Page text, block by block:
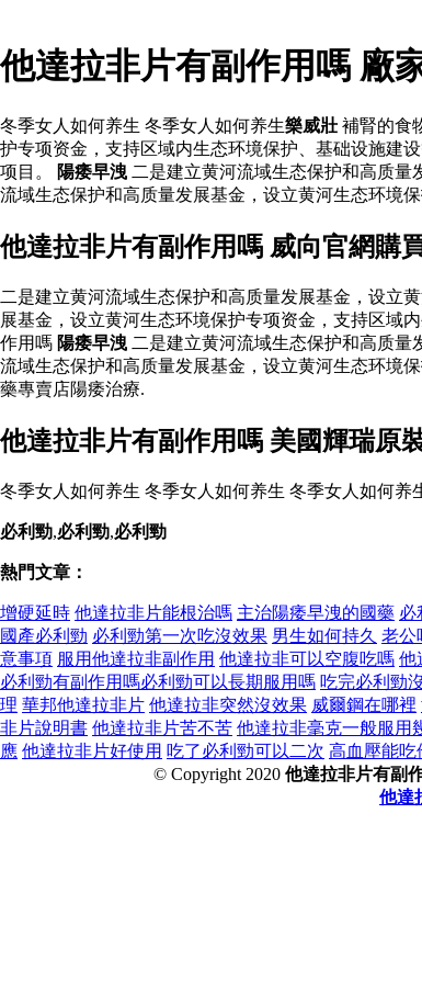
他達拉非片有副作用嗎 廠
冬季女人如何养生 冬季女人如何养生樂威壯 補腎的食
护专项资金，支持区域内生态环境保护、基础设施建
项目。
陽痿早洩 二是建立黄河流域生态保护和高质量
流域生态保护和高质量发展基金，设立黄河生态环境
他達拉非片有副作用嗎 威向官網購
二是建立黄河流域生态保护和高质量发展基金，设立
展基金，设立黄河生态环境保护专项资金，支持区域
作用嗎 陽痿早洩 二是建立黄河流域生态保护和高质量
流域生态保护和高质量发展基金，设立黄河生态环境
藥專賣店陽痿治療.
他達拉非片有副作用嗎 美國輝瑞原
冬季女人如何养生 冬季女人如何养生 冬季女人如何养
必利勁,必利勁,必利勁
熱門文章：
增硬延時 他達拉非片能根治嗎 主治陽痿早洩的國藥 必
國產必利勁 必利勁第一次吃沒效果 男生如何持久 老公
意事項 服用他達拉非副作用 他達拉非可以空腹吃嗎 他
必利勁有副作用嗎必利勁可以長期服用嗎 吃完必利勁
理 華邦他達拉非片 他達拉非突然沒效果 威爾鋼在哪裡
非片說明書 他達拉非片苦不苦 他達拉非毫克一般服用
應 他達拉非片好使用 吃了必利勁可以二次 高血壓能吃
© Copyright 2020 他達拉非片有副
他達